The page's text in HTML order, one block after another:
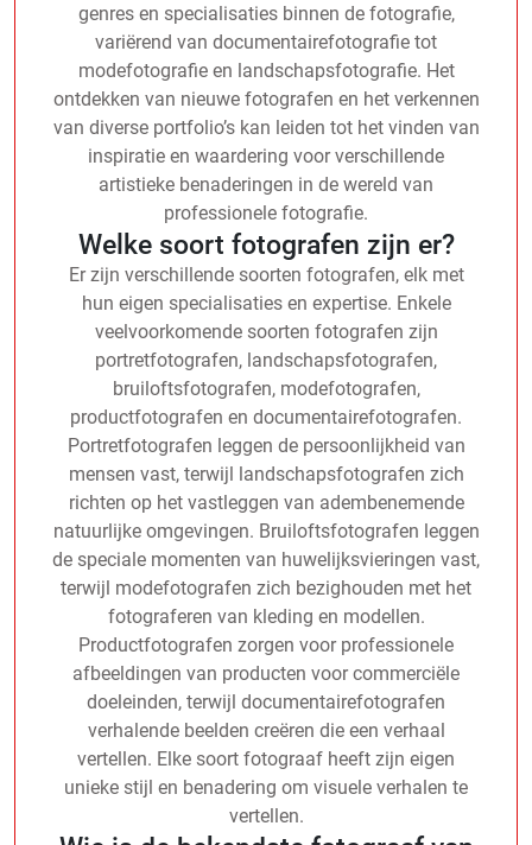
genres en specialisaties binnen de fotografie,
variërend van documentairefotografie tot
modefotografie en landschapsfotografie. Het
ontdekken van nieuwe fotografen en het verkennen
van diverse portfolio’s kan leiden tot het vinden van
inspiratie en waardering voor verschillende
artistieke benaderingen in de wereld van
professionele fotografie.
Welke soort fotografen zijn er?
Er zijn verschillende soorten fotografen, elk met
hun eigen specialisaties en expertise. Enkele
veelvoorkomende soorten fotografen zijn
portretfotografen, landschapsfotografen,
bruiloftsfotografen, modefotografen,
productfotografen en documentairefotografen.
Portretfotografen leggen de persoonlijkheid van
mensen vast, terwijl landschapsfotografen zich
richten op het vastleggen van adembenemende
natuurlijke omgevingen. Bruiloftsfotografen leggen
de speciale momenten van huwelijksvieringen vast,
terwijl modefotografen zich bezighouden met het
fotograferen van kleding en modellen.
Productfotografen zorgen voor professionele
afbeeldingen van producten voor commerciële
doeleinden, terwijl documentairefotografen
verhalende beelden creëren die een verhaal
vertellen. Elke soort fotograaf heeft zijn eigen
unieke stijl en benadering om visuele verhalen te
vertellen.